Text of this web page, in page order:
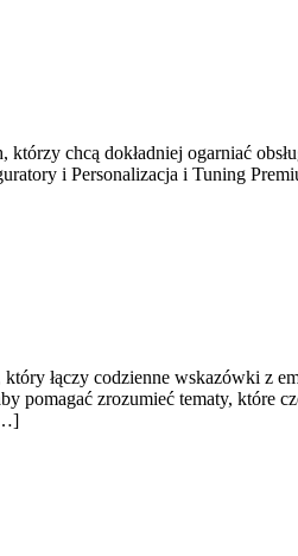
chcą dokładniej ogarniać
i Personalizacja i Tuning
łączy codzienne wskazówki z
pomagać zrozumieć tematy, które